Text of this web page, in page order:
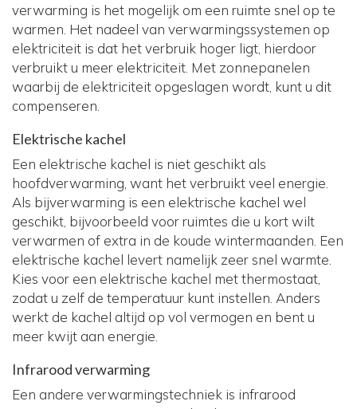
verwarming is het mogelijk om een ruimte snel op te
warmen. Het nadeel van verwarmingssystemen op
elektriciteit is dat het verbruik hoger ligt, hierdoor
verbruikt u meer elektriciteit. Met zonnepanelen
waarbij de elektriciteit opgeslagen wordt, kunt u dit
compenseren.
Elektrische kachel
Een elektrische kachel is niet geschikt als
hoofdverwarming, want het verbruikt veel energie.
Als bijverwarming is een elektrische kachel wel
geschikt, bijvoorbeeld voor ruimtes die u kort wilt
verwarmen of extra in de koude wintermaanden. Een
elektrische kachel levert namelijk zeer snel warmte.
Kies voor een elektrische kachel met thermostaat,
zodat u zelf de temperatuur kunt instellen. Anders
werkt de kachel altijd op vol vermogen en bent u
meer kwijt aan energie.
Infrarood verwarming
Een andere verwarmingstechniek is infrarood